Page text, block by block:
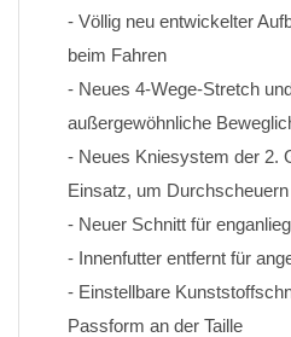
- Völlig neu entwickelter
beim Fahren
- Neues 4-Wege-Stretch
außergewöhnliche
- Neues Kniesystem der 2.
Einsatz, um
- Neuer Schnitt für
- Innenfutter entfernt für
- Einstellbare
Passform an der Taille